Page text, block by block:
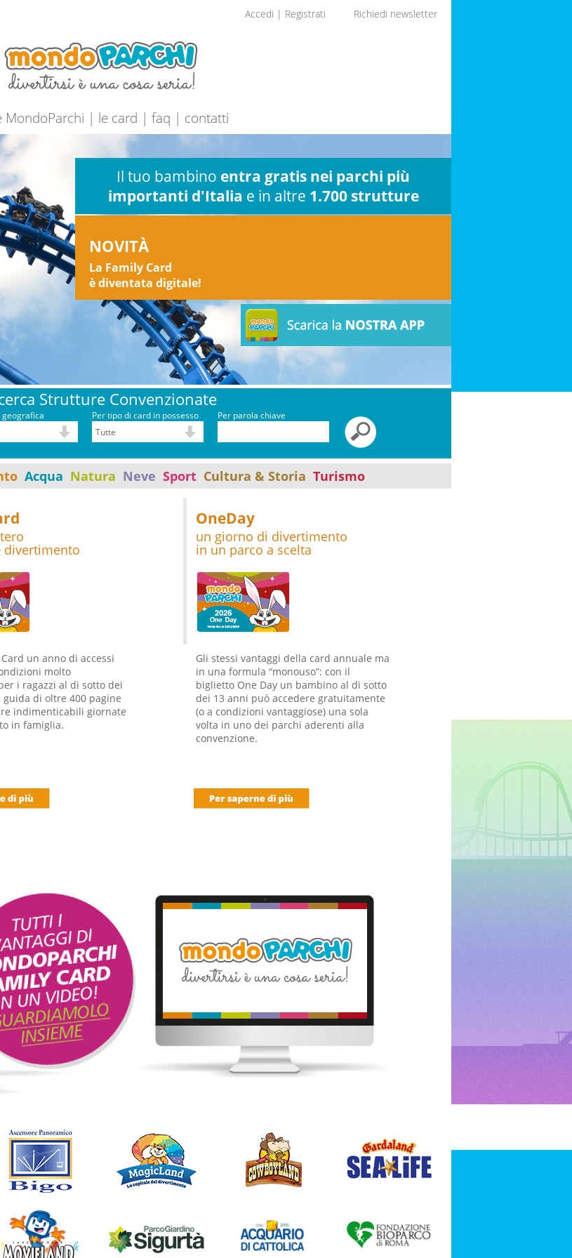
Accedi | Registrati Richiedi newsletter
MondoParchi | le card | faq | contatti
Il tuo bambino entra gratis nei parchi più
importanti d'Italia e in altre 1.700 strutture
NOVITÀ
La Family Card
è diventata digitale!
Strutture Convenzionate
geografica Per tipo di card in possesso Per parola chiave
Acqua Natura Neve Sport Cultura & Storia Turismo
divertimento
OneDay
un giorno di divertimento
in un parco a scelta
un anno di accessi
molto
i ragazzi al di sotto dei
guida di oltre 400 pagine
indimenticabili giornate
in famiglia.
Gli stessi vantaggi della card annuale ma
in una formula “monouso”: con il
biglietto One Day un bambino al di sotto
dei 13 anni può accedere gratuitamente
(o a condizioni vantaggiose) una sola
volta in uno dei parchi aderenti alla
convenzione.